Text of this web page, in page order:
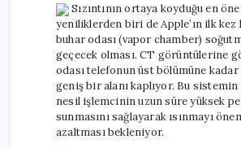
Sızıntının ortaya koyduğu en
yeniliklerden biri de Apple’ın ilk kez
buhar odası (vapor chamber)
geçecek olması. CT görüntülerine
odası telefonun üst bölümüne kadar
geniş bir alanı kaplıyor. Bu
nesil işlemcinin uzun süre yüksek
sunmasını sağlayarak ısınmayı
azaltması bekleniyor.